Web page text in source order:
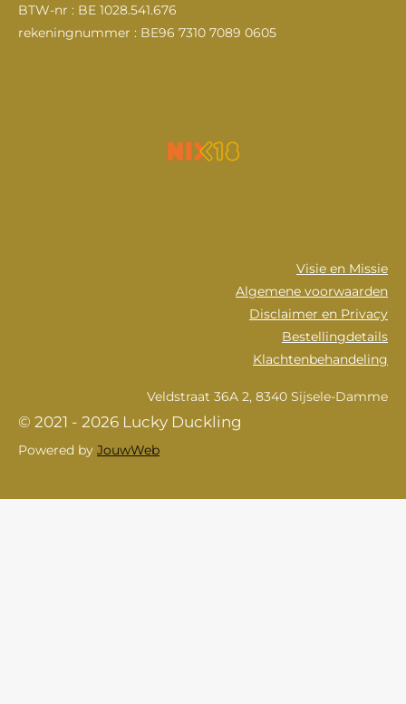
k
a
m
BTW-nr : BE 1028.541.676
rekeningnummer : BE96 7310 7089 0605
Visie en Missie
Algemene voorwaarden
Disclaimer en Privacy
Bestellingdetails
Klachtenbehandeling
Veldstraat 36A 2, 8340 Sijsele-Damme
© 2021 - 2026 Lucky Duckling
Powered by JouwWeb